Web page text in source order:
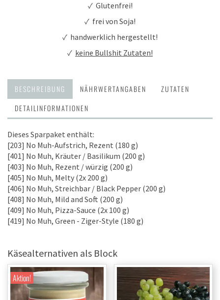
✓ Glutenfrei!
✓ frei von Soja!
✓ handwerklich hergestellt!
✓ keine Bullshit Zutaten!
BESCHREIBUNG NÄHRWERTANGABEN
ZUTATEN
DETAILINFORMATIONEN
Dieses Sparpaket enthält:
[203] No Muh-Aufstrich, Rezent (180 g)
[401] No Muh, Kräuter / Basilikum (200 g)
[403] No Muh, Rezent / würzig (200 g)
[405] No Muh, Melty (2x 200 g)
[406] No Muh, Streichbar / Black Pepper (200 g)
[408] No Muh, Mild and Soft (200 g)
[409] No Muh, Pizza-Sauce (2x 100 g)
[419] No Muh, Green - Ziger-Style (180 g)
Käsealternativen als Block
Aktion!